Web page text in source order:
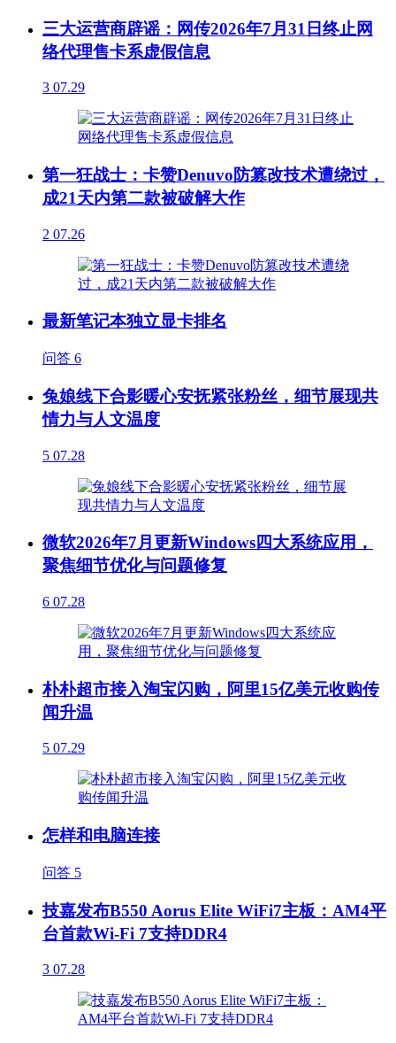
三大运营商辟谣：网传2026年7月31日终止网
络代理售卡系虚假信息
3 07.29
第一狂战士：卡赞Denuvo防篡改技术遭绕过，
成21天内第二款被破解大作
2 07.26
最新笔记本独立显卡排名
问答 6
兔娘线下合影暖心安抚紧张粉丝，细节展现共
情力与人文温度
5 07.28
微软2026年7月更新Windows四大系统应用，
聚焦细节优化与问题修复
6 07.28
朴朴超市接入淘宝闪购，阿里15亿美元收购传
闻升温
5 07.29
怎样和电脑连接
问答 5
技嘉发布B550 Aorus Elite WiFi7主板：AM4平
台首款Wi-Fi 7支持DDR4
3 07.28